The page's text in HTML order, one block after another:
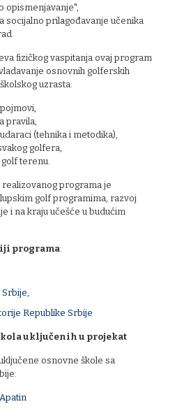
opismenjavanje",
socijalno prilagođavanje učenika
fizičkog vaspitanja ovaj program
osnovnih golferskih
uzrasta:
pravila,
(tehnika i metodika),
golfera,
terenu.
programa je
golf programima, razvoj
i na kraju učešće u budućim
programa:
Republike Srbije
uključenih u projekat
osnovne škole sa